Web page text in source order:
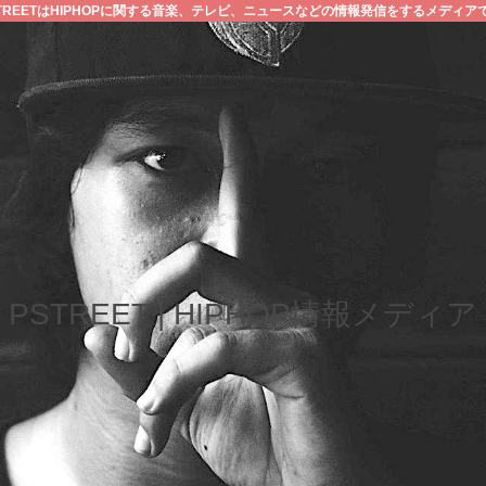
はHIPHOPに関する音楽、テレビ、ニュースなどの情報発信をするメディア
PSTREET | HIPHOP情報メディア